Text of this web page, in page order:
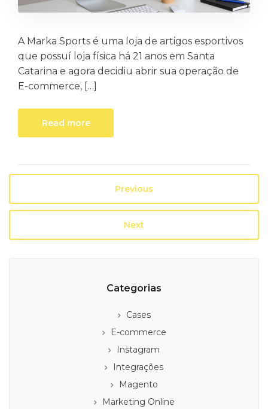
A Marka Sports é uma loja de artigos esportivos
que possuí loja física há 21 anos em Santa
Catarina e agora decidiu abrir sua operação de
E-commerce, […]
Read more
Previous
Next
Categorias
Cases
E-commerce
Instagram
Integrações
Magento
Marketing Online